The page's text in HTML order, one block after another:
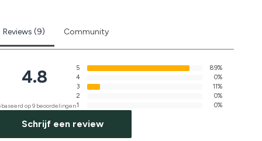
Reviews (9) Community
4.8
op 9 beoordelingen
5
89%
4
0%
3
11%
2
0%
1
0%
Schrijf een review